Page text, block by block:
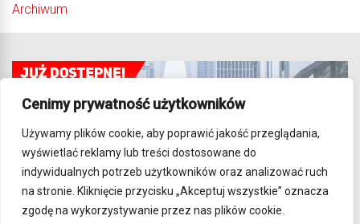
Cenimy prywatność użytkowników
Używamy plików cookie, aby poprawić jakość przeglądania,
wyświetlać reklamy lub treści dostosowane do
indywidualnych potrzeb użytkowników oraz analizować ruch
na stronie. Kliknięcie przycisku „Akceptuj wszystkie” oznacza
zgodę na wykorzystywanie przez nas plików cookie.
Archiwum